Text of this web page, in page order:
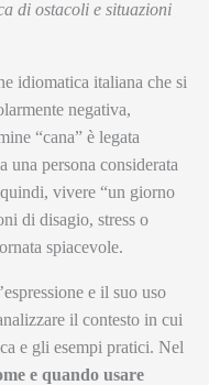
di ostacoli e situazioni
idiomatica italiana che si
negativa,
“cana” è legata
una persona considerata
vivere “un giorno
di disagio, stress o
spiacevole.
e il suo uso
il contesto in cui
e gli esempi pratici. Nel
e quando usare